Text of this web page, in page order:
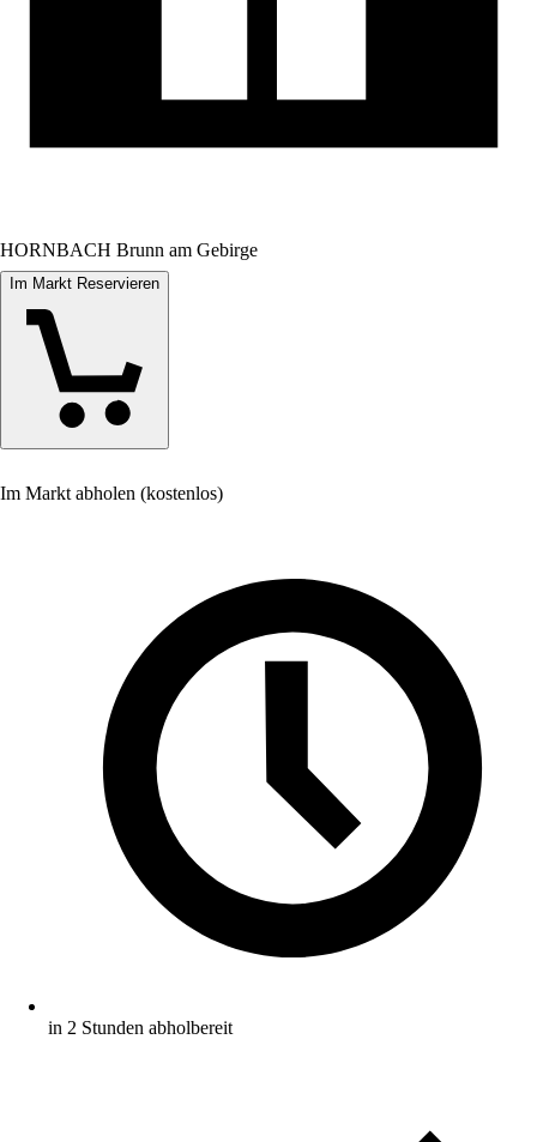
HORNBACH Brunn am Gebirge
Im Markt Reservieren
Im Markt abholen (kostenlos)
in 2 Stunden abholbereit